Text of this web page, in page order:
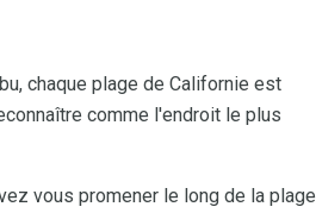
chaque plage de Californie est
comme l'endroit le plus
vous promener le long de la plage